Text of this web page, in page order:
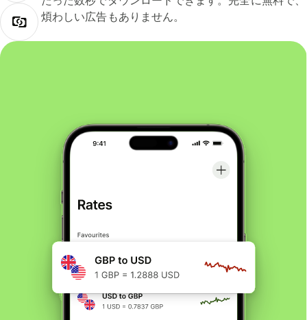
煩わしい広告もありません。